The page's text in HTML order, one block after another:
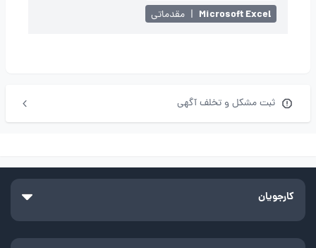
Microsoft Excel
| مقدماتی
ثبت مشکل و تخلف آگهی
کارجویان